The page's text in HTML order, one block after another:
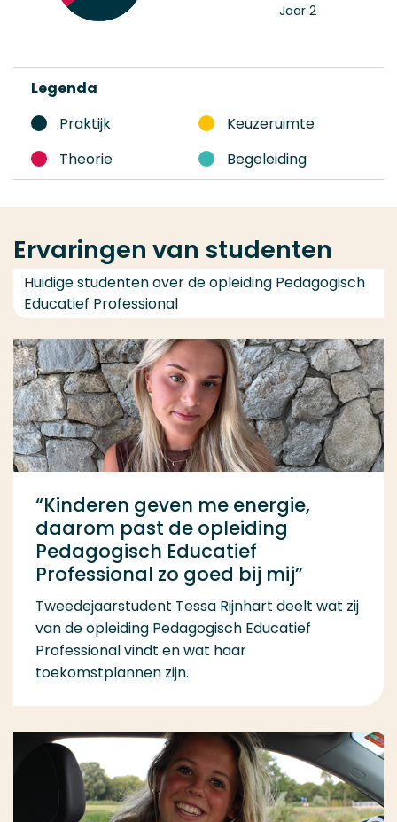
Jaar 2
Legenda
Praktijk
Keuzeruimte
Theorie
Begeleiding
Ervaringen van studenten
Huidige studenten over de opleiding Pedagogisch
Educatief Professional
“Kinderen geven me energie,
daarom past de opleiding
Pedagogisch Educatief
Professional zo goed bij mij”
Tweedejaarstudent Tessa Rijnhart deelt wat zij
van de opleiding Pedagogisch Educatief
Professional vindt en wat haar
toekomstplannen zijn.